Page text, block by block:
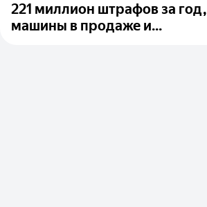
221 миллион штрафов за
машины в продаже и...